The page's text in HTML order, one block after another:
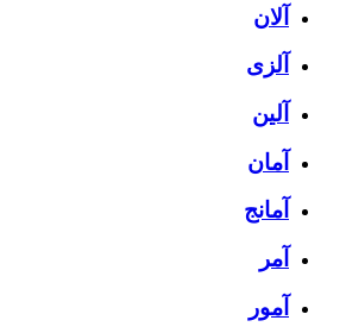
آلان
آلزی
آلین
آمان
آمانج
آمر
آمور